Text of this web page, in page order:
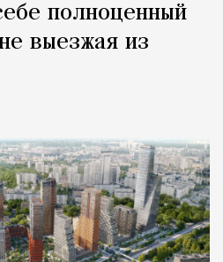
полноценный
выезжая из